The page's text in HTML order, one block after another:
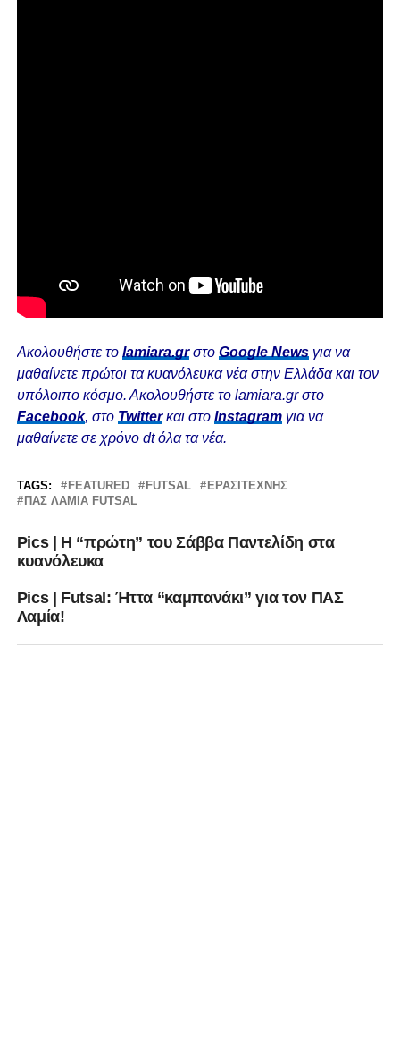
Ακολουθήστε το lamiara.grστο Google Newsγια να
μαθαίνετε πρώτοι τα κυανόλευκα νέα στην Ελλάδα και τον
υπόλοιπο κόσμο. Ακολουθήστε το lamiara.gr στο
Facebook, στο Twitterκαι στο Instagram για να
μαθαίνετε σε χρόνο dt όλα τα νέα.
TAGS: FEATURED FUTSAL
ΕΡΑΣΙΤΈΧΝΗΣ
ΠΑΣ ΛΑΜΙΑ FUTSAL
Pics | Η “πρώτη” του Σάββα Παντελίδη στα
κυανόλευκα
Pics | Futsal: Ήττα “καμπανάκι” για τον ΠΑΣ
Λαμία!